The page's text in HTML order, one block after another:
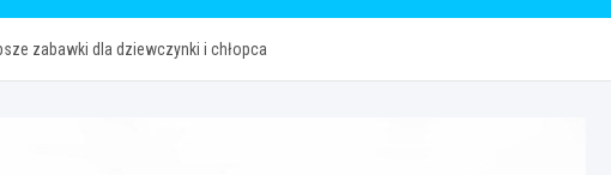
zabawki dla dziewczynki i chłopca